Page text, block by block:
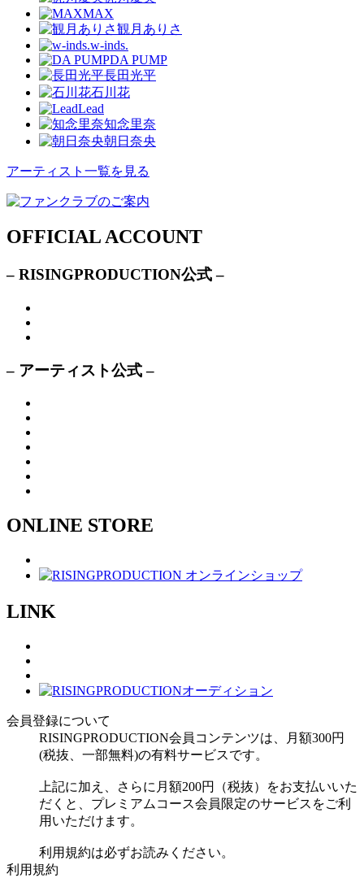
MAX
観月ありさ
w-inds.
DA PUMP
長田光平
石川花
Lead
知念里奈
朝日奈央
アーティスト一覧を見る
OFFICIAL ACCOUNT
– RISINGPRODUCTION公式 –
– アーティスト公式 –
ONLINE STORE
LINK
会員登録について
RISINGPRODUCTION会員コンテンツは、月額300円
(税抜、一部無料)の有料サービスです。
上記に加え、さらに月額200円（税抜）をお支払いいた
だくと、プレミアムコース会員限定のサービスをご利
用いただけます。
利用規約は必ずお読みください。
利用規約